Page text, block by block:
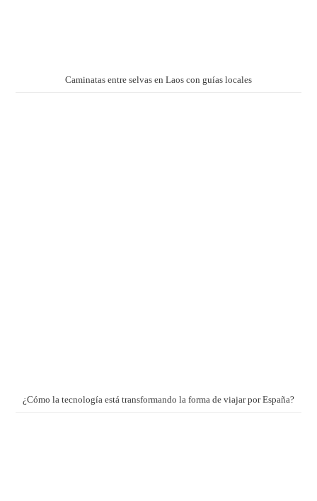
Caminatas entre selvas en Laos con guías locales
¿Cómo la tecnología está transformando la forma de viajar por España?